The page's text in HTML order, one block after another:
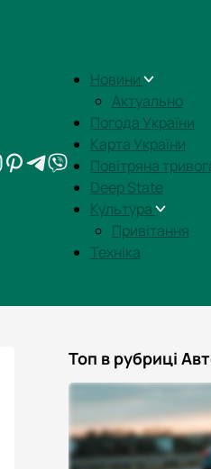
Новини
Актуально
Погода України
Карта України
Повітряна
Deep State
Культура
Привітання
Техніка
Топ в рубриці